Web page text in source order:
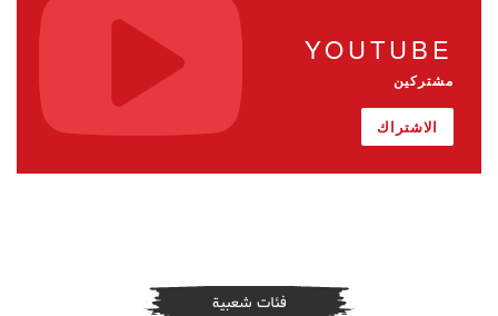
YOUTUBE
مشتركين
الاشتراك
فئات شعبية